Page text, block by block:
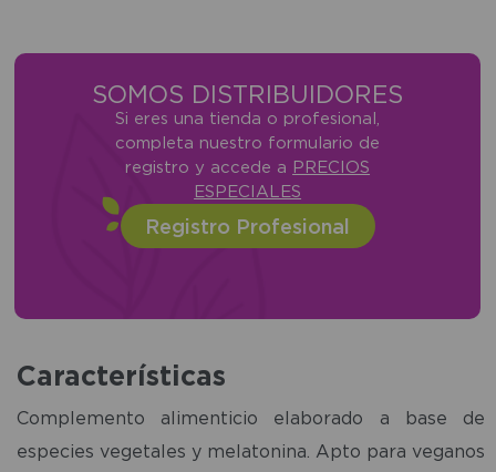
SOMOS DISTRIBUIDORES
Si eres una tienda o profesional,
completa nuestro formulario de
registro y accede a PRECIOS
ESPECIALES
Registro Profesional
Características
Complemento alimenticio elaborado a base de
especies vegetales y melatonina. Apto para veganos